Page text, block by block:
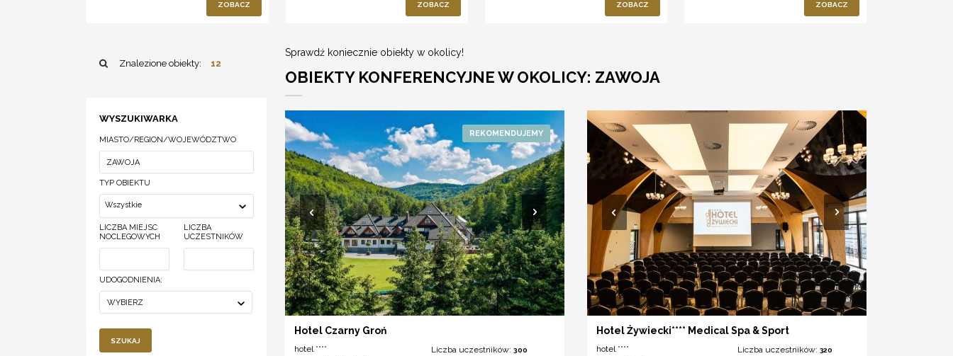
ZOBACZ ZOBACZ ZOBACZ ZOBACZ
Znalezione obiekty: 12
WYSZUKIWARKA
MIASTO/REGION/WOJEWÓDZTWO
TYP OBIEKTU
Wszystkie
LICZBA MIEJSC
NOCLEGOWYCH
LICZBA
UCZESTNIKÓW
UDOGODNIENIA:
WYBIERZ
SZUKAJ
Sprawdź koniecznie obiekty w okolicy!
OBIEKTY KONFERENCYJNE W OKOLICY: ZAWOJA
Hotel Czarny Groń
hotel ****
Liczba uczestników:300
Hotel Żywiecki**** Medical Spa & Sport
hotel ****
Liczba uczestników: 320